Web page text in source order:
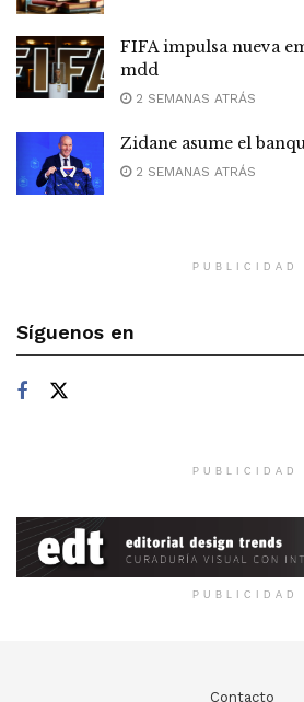
FIFA impulsa nueva
mdd
2 SEMANAS ATRÁS
Zidane asume el
2 SEMANAS ATRÁS
PUBLICIDAD
Síguenos en
PUBLICIDAD
PUBLICIDAD
Contacto